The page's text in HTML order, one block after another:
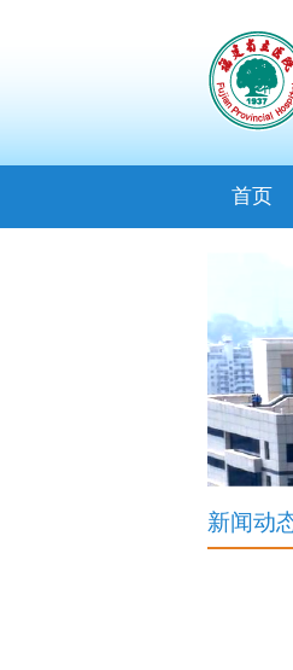
首页
新闻动